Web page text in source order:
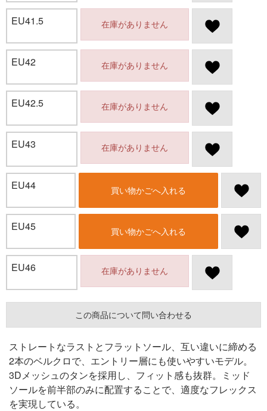
EU41.5 在庫がありません
EU42 在庫がありません
EU42.5 在庫がありません
EU43 在庫がありません
EU44 買い物かごへ入れる
EU45 買い物かごへ入れる
EU46 在庫がありません
この商品について問い合わせる
ストレートなラストとフラットソール、互い違いに締める
2本のベルクロで、エントリー層にも使いやすいモデル。
3Dメッシュのタンを採用し、フィット感も抜群。ミッド
ソールを前半部のみに配置することで、適度なフレックス
を実現している。